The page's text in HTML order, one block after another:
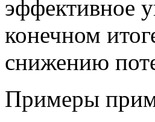
эффективное
конечном
снижению
Примеры